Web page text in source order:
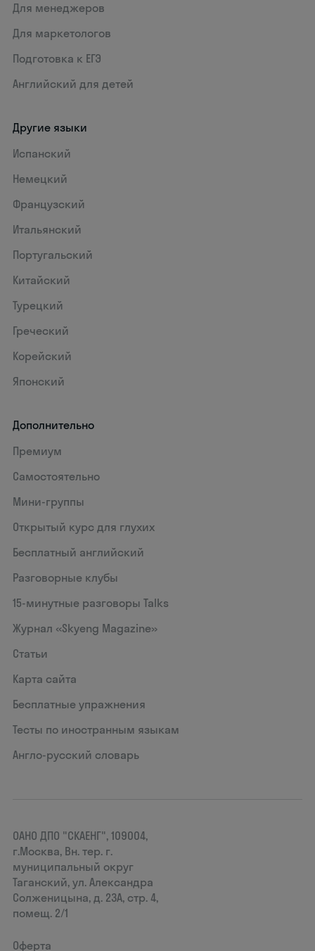
Для менеджеров
Для маркетологов
Подготовка к ЕГЭ
Английский для детей
Другие языки
Испанский
Немецкий
Французский
Итальянский
Португальский
Китайский
Турецкий
Греческий
Корейский
Японский
Дополнительно
Премиум
Самостоятельно
Мини-группы
Открытый курс для глухих
Бесплатный английский
Разговорные клубы
15‑минутные разговоры Talks
Журнал «Skyeng Magazine»
Статьи
Карта сайта
Бесплатные упражнения
Тесты по иностранным языкам
Англо-русский словарь
ОАНО ДПО "СКАЕНГ", 109004,
г.Москва, Вн. тер. г.
муниципальный округ
Таганский, ул. Александра
Солженицына, д. 23А, стр. 4,
помещ. 2/1
Оферта